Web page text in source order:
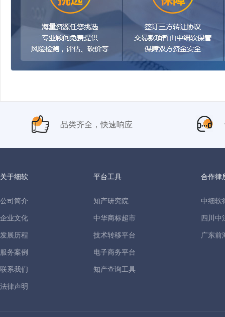
品类齐全，快速响应
关于细软
公司简介
企业文化
发展历程
服务案例
联系我们
法律声明
平台工具
知产研究院
中华商标超市
技术转移平台
电子商务平台
知产查询工具
合作律
中细软
四川中
广东前